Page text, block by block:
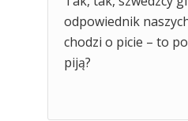
odpowiednik
chodzi o picie – to
piją?